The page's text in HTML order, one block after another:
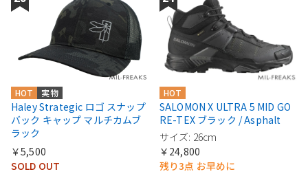
実物
HOT
Haley Strategic ロゴ スナップ
バック キャップ マルチカムブ
ラック
￥5,500
SOLD OUT
HOT
SALOMON X ULTRA 5 MID GO
RE-TEX ブラック / Asphalt
サイズ: 26cm
￥24,800
残り3点 お早めに